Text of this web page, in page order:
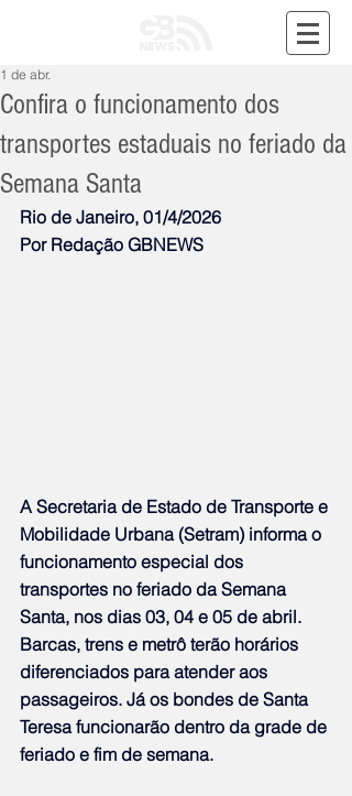
Confira o funcionamento dos
transportes estaduais no feriado da
Semana Santa
1 de abr.
Rio de Janeiro, 01/4/2026
Por Redação GBNEWS
A Secretaria de Estado de Transporte e
Mobilidade Urbana (Setram) informa o
funcionamento especial dos
transportes no feriado da Semana
Santa, nos dias 03, 04 e 05 de abril.
Barcas, trens e metrô terão horários
diferenciados para atender aos
passageiros. Já os bondes de Santa
Teresa funcionarão dentro da grade de
feriado e fim de semana.